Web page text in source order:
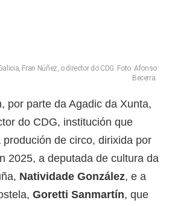
Fran Núñez, o director do CDG. Foto: Afonso
Becerra.
por parte da Agadic da Xunta,
do CDG, institución que
de circo, dirixida por
2025, a deputada de cultura da
Natividade González, e a
Goretti Sanmartín, que